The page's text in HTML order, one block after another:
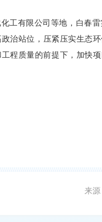
工有限公司等地，白春
治站位，压紧压实生态
程质量的前提下，加快
来